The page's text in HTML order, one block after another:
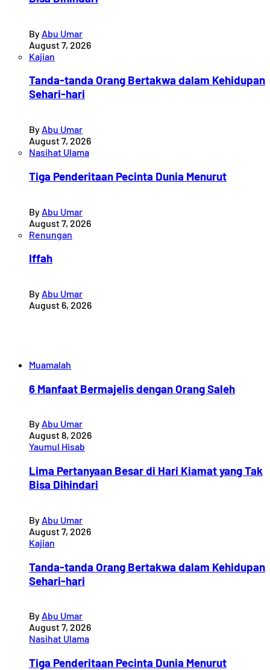
By Abu Umar
August 7, 2026
Kajian
Tanda-tanda Orang Bertakwa dalam Kehidupan
Sehari-hari
By Abu Umar
August 7, 2026
Nasihat Ulama
Tiga Penderitaan Pecinta Dunia Menurut
By Abu Umar
August 7, 2026
Renungan
Iffah
By Abu Umar
August 6, 2026
Muamalah
6 Manfaat Bermajelis dengan Orang Saleh
By Abu Umar
August 8, 2026
Yaumul Hisab
Lima Pertanyaan Besar di Hari Kiamat yang Tak
Bisa Dihindari
By Abu Umar
August 7, 2026
Kajian
Tanda-tanda Orang Bertakwa dalam Kehidupan
Sehari-hari
By Abu Umar
August 7, 2026
Nasihat Ulama
Tiga Penderitaan Pecinta Dunia Menurut